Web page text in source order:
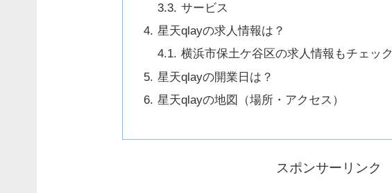
サービス
星天qlayの求人情報は？
横浜市保土ケ谷区の求人情報もチェック
星天qlayの開業日は？
星天qlayの地図（場所・アクセス）
スポンサーリンク